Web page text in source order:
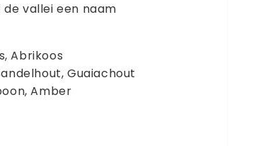
vallei een naam
Abrikoos
Guaiachout
Amber